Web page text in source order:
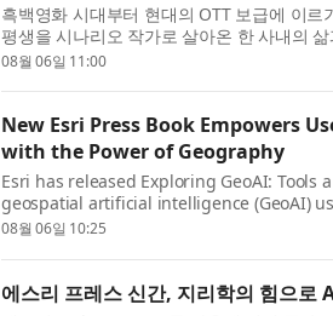
흑백영화 시대부터 현대의 OTT 보급에 이
평생을 시나리오 작가로 살아온 한 사내의
박장규 작가의 소설 ‘마음의 고향’이 좋은땅
08월 06일 11:00
New Esri Press Book Empowers
with the Power of Geography
Esri has released Exploring GeoAI:
geospatial artificial intelligence (GeoAI)
analysts, and data scientists, this hands-
08월 06일 10:25
에스리 프레스 신간, 지리학의 힘으로